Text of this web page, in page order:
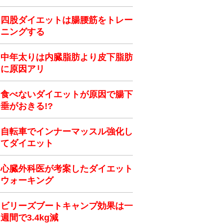
四股ダイエットは腸腰筋をトレー
ニングする
中年太りは内臓脂肪より皮下脂肪
に原因アリ
食べないダイエットが原因で腸下
垂がおきる!?
自転車でインナーマッスル強化し
てダイエット
心臓外科医が考案したダイエット
ウォーキング
ビリーズブートキャンプ効果は一
週間で3.4kg減